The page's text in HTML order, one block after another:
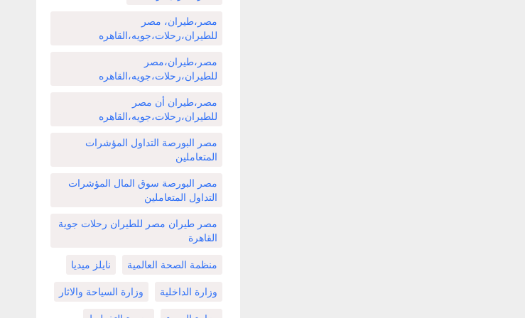
مصر،طيران، مصر
للطيران،رحلات،جويه،القاهره
مصر،طيران،مصر
للطيران،رحلات،جويه،القاهره
مصر،طيران أن مصر
للطيران،رحلات،جويه،القاهره
مصر البورصة التداول المؤشرات
المتعاملين
مصر البورصة سوق المال المؤشرات
التداول المتعاملين
مصر طيران مصر للطيران رحلات جوية
القاهرة
منظمة الصحة العالمية نايلز ميديا
وزارة الداخلية وزارة السياحة والاثار